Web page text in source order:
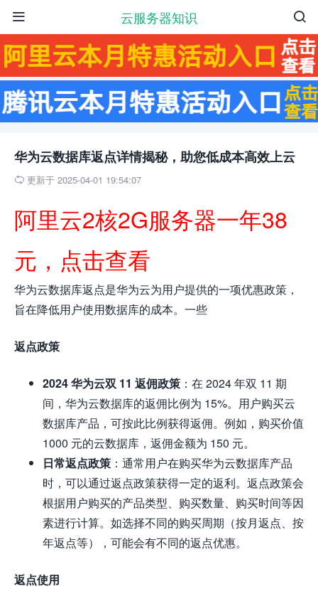
云服务器知识 

华为云数据库返点详情揭秘，助您低成本高效上云
 更新于 2025-04-01 19:54:07
阿里云2核2G服务器一年38
元，点击查看
华为云数据库返点是华为云为用户提供的一项优惠政策，
旨在降低用户使用数据库的成本。一些
返点政策
2024 华为云双 11 返佣政策 ：在 2024 年双 11 期
间，华为云数据库的返佣比例为 15%。用户购买云
数据库产品，可按此比例获得返佣。例如，购买价值
1000 元的云数据库，返佣金额为 150 元。
日常返点政策 ：通常用户在购买华为云数据库产品
时，可以通过返点政策获得一定的返利。返点政策会
根据用户购买的产品类型、购买数量、购买时间等因
素进行计算。如选择不同的购买周期（按月返点、按
年返点等），可能会有不同的返点优惠。
返点使用